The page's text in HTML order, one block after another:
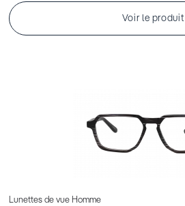
Voir le produit
Lunettes de vue Homme